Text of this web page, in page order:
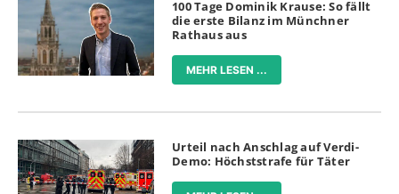
100 Tage Dominik Krause: So fällt
die erste Bilanz im Münchner
Rathaus aus
MEHR LESEN ...
Urteil nach Anschlag auf Verdi-
Demo: Höchststrafe für Täter